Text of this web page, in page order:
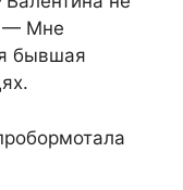
— Мне
бывшая